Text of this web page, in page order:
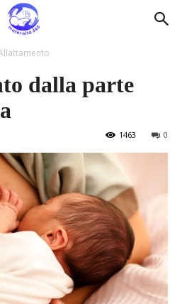
dalla parte
0
1463